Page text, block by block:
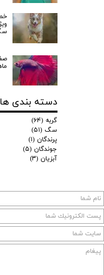
clawsjunction.com
دسته بندی ها
گربه (۶۴)
سگ (۵۱)
پرندگان (۱)
جوندگان (۵)
آبزیان (۳)